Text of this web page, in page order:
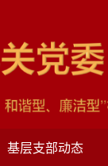
基层支部动态